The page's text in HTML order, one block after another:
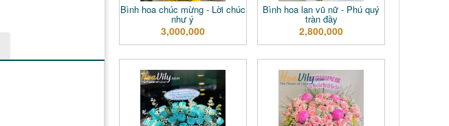
Bình hoa chúc mừng - Lời chúc
như ý
3,000,000
Bình hoa lan vũ nữ - Phú quý
tràn đầy
2,800,000